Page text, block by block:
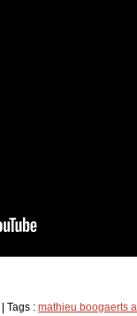
| Tags : mathieu boogaerts